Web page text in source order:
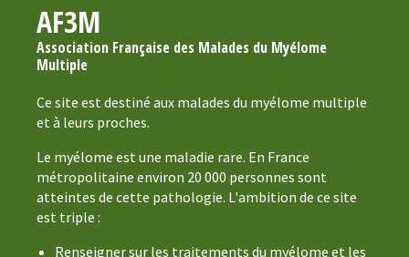
AF3M
Association Française des Malades du Myélome
Multiple
Ce site est destiné aux malades du myélome multiple
et à leurs proches.
Le myélome est une maladie rare. En France
métropolitaine environ 20 000 personnes sont
atteintes de cette pathologie. L'ambition de ce site
est triple :
Renseigner sur les traitements du myélome et les